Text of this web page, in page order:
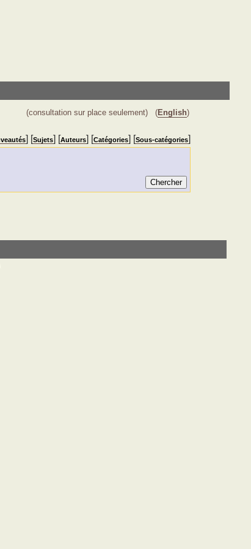
(consultation sur place seulement) (English)
] [Sujets] [Auteurs] [Catégories] [Sous-catégories]